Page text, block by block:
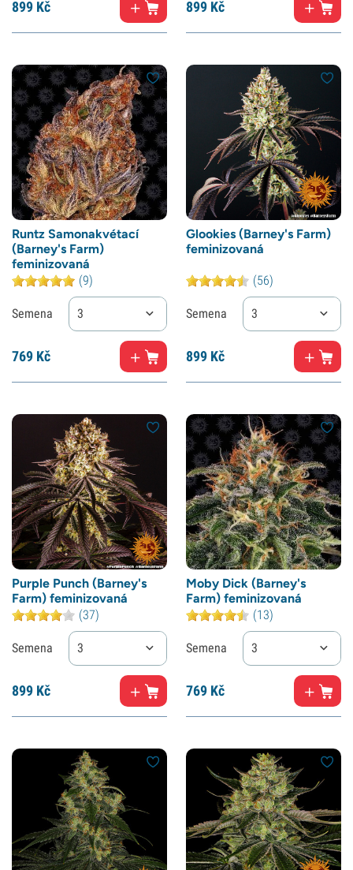
899 Kč 899 Kč
Runtz Samonakvétací
(Barney's Farm)
feminizovaná
(9)
Semena 3
769 Kč
Glookies (Barney's Farm)
feminizovaná
(56)
Semena 3
899 Kč
Purple Punch (Barney's
Farm) feminizovaná
(37)
Semena 3
899 Kč
Moby Dick (Barney's
Farm) feminizovaná
(13)
Semena 3
769 Kč